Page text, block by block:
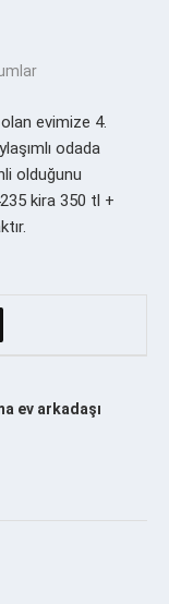
evimize 4.
odada
olduğunu
kira 350 tl +
ev arkadaşı